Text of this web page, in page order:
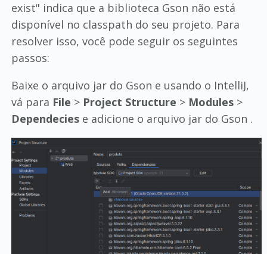
exist" indica que a biblioteca Gson não está
disponível no classpath do seu projeto. Para
resolver isso, você pode seguir os seguintes
passos:
Baixe o arquivo jar do Gson e usando o IntelliJ,
vá para File > Project Structure > Modules>
Dependeciese adicione o arquivo jar do Gson .